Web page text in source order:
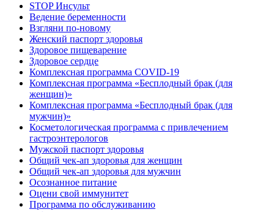
STOP Инсульт
Ведение беременности
Взгляни по-новому
Женский паспорт здоровья
Здоровое пищеварение
Здоровое сердце
Комплексная программа COVID-19
Комплексная программа «Бесплодный брак (для
женщин)»
Комплексная программа «Бесплодный брак (для
мужчин)»
Косметологическая программа с привлечением
гастроэнтерологов
Мужской паспорт здоровья
Общий чек-ап здоровья для женщин
Общий чек-ап здоровья для мужчин
Осознанное питание
Оцени свой иммунитет
Программа по обслуживанию